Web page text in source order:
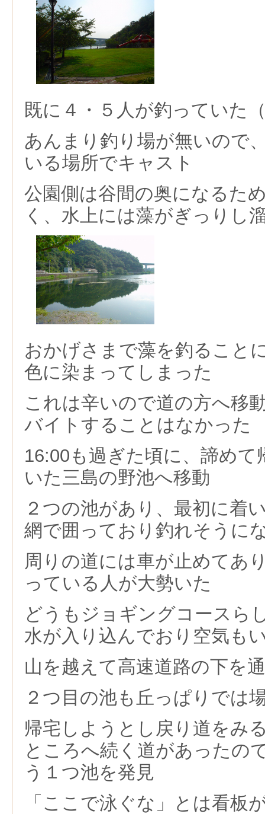
既に４・５人が釣っていた
あんまり釣り場が無いので
いる場所でキャスト
公園側は谷間の奥になるた
く、水上には藻がぎっりし
おかげさまで藻を釣ること
色に染まってしまった
これは辛いので道の方へ移
バイトすることはなかった
16:00も過ぎた頃に、諦め
いた三島の野池へ移動
２つの池があり、最初に着
網で囲っており釣れそうに
周りの道には車が止めてあ
っている人が大勢いた
どうもジョギングコースら
水が入り込んでおり空気も
山を越えて高速道路の下を
２つ目の池も丘っぱりでは
帰宅しようとし戻り道をみ
ところへ続く道があったの
う１つ池を発見
「ここで泳ぐな」とは看板